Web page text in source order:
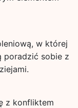
w której
poradzić sobie z
z konfliktem